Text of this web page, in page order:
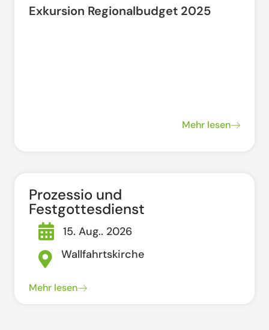
Exkursion Regionalbudget 2025
Mehr lesen
Prozessio und
Festgottesdienst
15. Aug.. 2026
Wallfahrtskirche
Mehr lesen